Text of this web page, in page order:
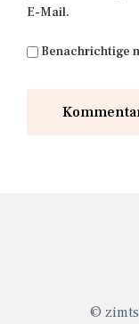
E-Mail.
Benachrichtige
©